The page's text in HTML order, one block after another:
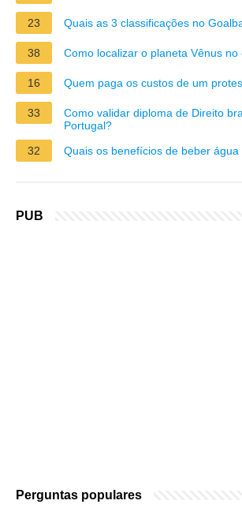
23 Quais as 3 classificações no
38 Como localizar o planeta Vênus no
16 Quem paga os custos de um
33
Como validar diploma de Direito
Portugal?
32
Quais os benefícios de beber
PUB
Perguntas populares